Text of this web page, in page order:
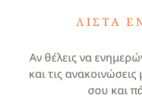
ΛΊΣΤΑ
Αν θέλεις να
και τις
σου και